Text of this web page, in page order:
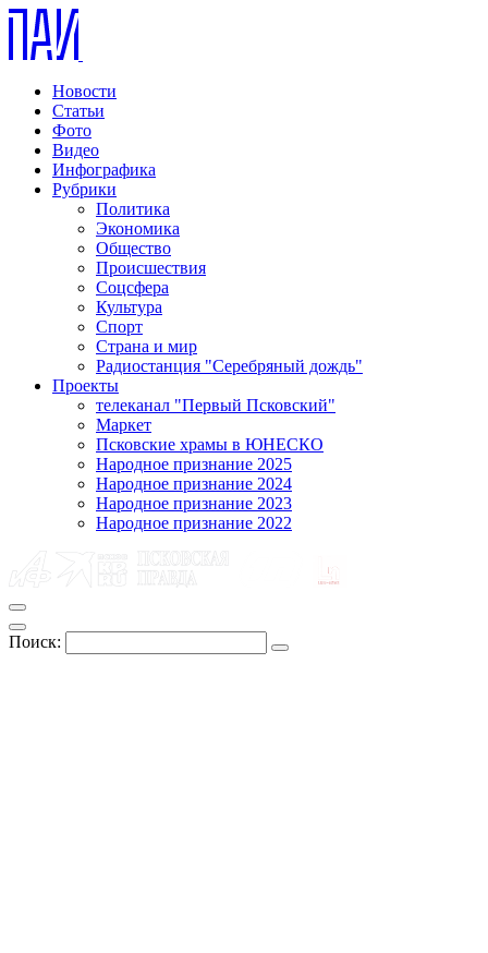
Новости
Статьи
Фото
Видео
Инфографика
Рубрики
Политика
Экономика
Общество
Происшествия
Соцсфера
Культура
Спорт
Страна и мир
Радиостанция "Серебряный дождь"
Проекты
телеканал "Первый Псковский"
Маркет
Псковские храмы в ЮНЕСКО
Народное признание 2025
Народное признание 2024
Народное признание 2023
Народное признание 2022
Поиск: